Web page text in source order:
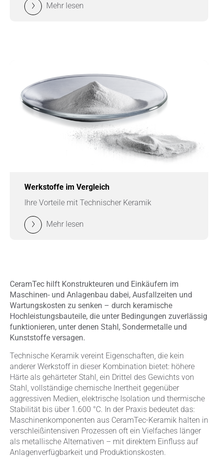
Mehr lesen
Werkstoffe im Vergleich
Ihre Vorteile mit Technischer Keramik
Mehr lesen
CeramTec hilft Konstrukteuren und Einkäufern im
Maschinen- und Anlagenbau dabei, Ausfallzeiten und
Wartungskosten zu senken – durch keramische
Hochleistungsbauteile, die unter Bedingungen zuverlässig
funktionieren, unter denen Stahl, Sondermetalle und
Kunststoffe versagen.
Technische Keramik vereint Eigenschaften, die kein
anderer Werkstoff in dieser Kombination bietet: höhere
Härte als gehärteter Stahl, ein Drittel des Gewichts von
Stahl, vollständige chemische Inertheit gegenüber
aggressiven Medien, elektrische Isolation und thermische
Stabilität bis über 1.600 °C. In der Praxis bedeutet das:
Maschinenkomponenten aus CeramTec-Keramik halten in
verschleißintensiven Prozessen oft ein Vielfaches länger
als metallische Alternativen – mit direktem Einfluss auf
Anlagenverfügbarkeit und Produktionskosten.